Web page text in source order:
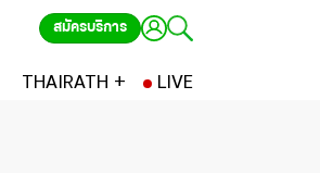
สมัครบริการ
THAIRATH + LIVE